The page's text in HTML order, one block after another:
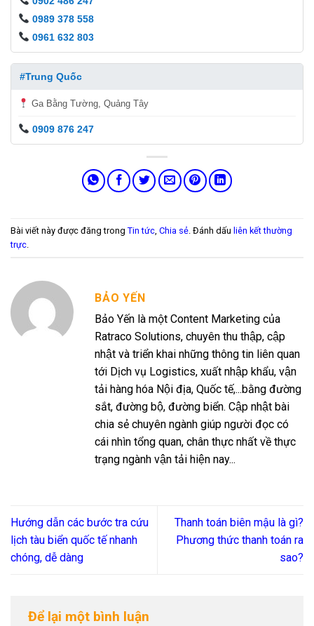
0989 378 558
0961 632 803
#Trung Quốc
Ga Bằng Tường, Quảng Tây
0909 876 247
Bài viết này được đăng trong Tin tức Chia sẻ . Đánh dấu liên kết thường
trực
BẢO YẾN
Bảo Yến là một Content Marketing của
Ratraco Solutions, chuyên thu thập, cập
nhật và triển khai những thông tin liên quan
tới Dịch vụ Logistics, xuất nhập khẩu, vận
tải hàng hóa Nội địa, Quốc tế,...bằng đường
sắt, đường bộ, đường biển. Cập nhật bài
chia sẻ chuyên ngành giúp người đọc có
cái nhìn tổng quan, chân thực nhất về thực
trạng ngành vận tải hiện nay...
Hướng dẫn các bước tra cứu
lịch tàu biển quốc tế nhanh
chóng, dễ dàng
Thanh toán biên mậu là gì?
Phương thức thanh toán ra
sao?
Để lại một bình luận